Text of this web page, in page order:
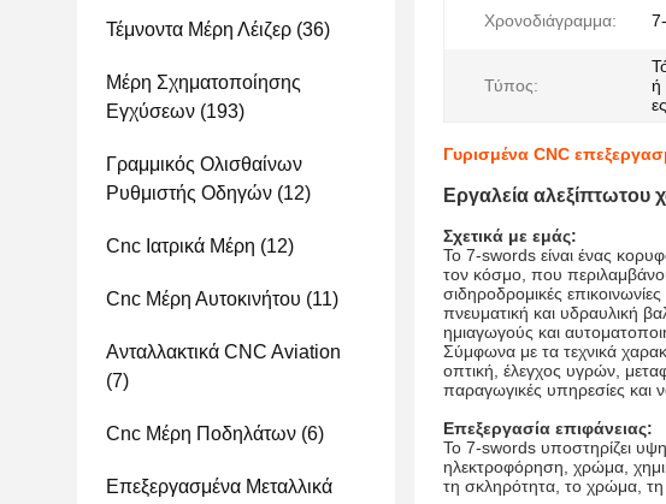
Τέμνοντα Μέρη Λέιζερ (36)
Μέρη Σχηματοποίησης
Εγχύσεων (193)
Γραμμικός Ολισθαίνων
Ρυθμιστής Οδηγών (12)
Cnc Ιατρικά Μέρη (12)
Cnc Μέρη Αυτοκινήτου (11)
Ανταλλακτικά CNC Aviation
(7)
Cnc Μέρη Ποδηλάτων (6)
Επεξεργασμένα Μεταλλικά
Χρονοδιάγραμμα:
Τύπος:
ή
Γυρισμένα CNC
Εργαλεία αλεξίπτωτου
Σχετικά με εμάς:
Το 7-swords είναι ένας
τον κόσμο, που
σιδηροδρομικές
πνευματική και υδραυλική
ημιαγωγούς και
Σύμφωνα με τα τεχνικά
οπτική, έλεγχος υγρών,
παραγωγικές υπηρεσίες και
Επεξεργασία επιφάνειας:
Το 7-swords υποστηρίζει
ηλεκτροφόρηση, χρώμα,
τη σκληρότητα, το χρώμα, τη